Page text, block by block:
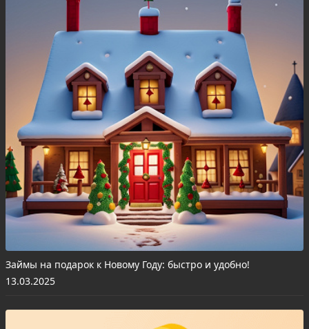
Займы на подарок к Новому Году: быстро и удобно!
13.03.2025